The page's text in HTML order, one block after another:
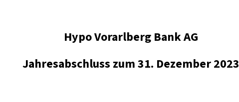
Hypo Vorarlberg Bank AG
Jahresabschluss zum 31. Dezember 2023